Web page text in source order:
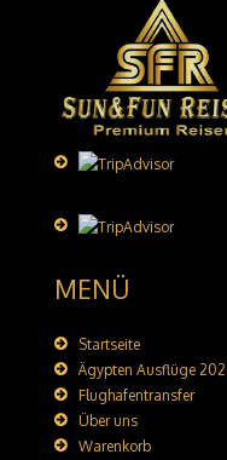
MENÜ
Startseite
Ägypten Ausflüge
Flughafentransfer
Über uns
Warenkorb